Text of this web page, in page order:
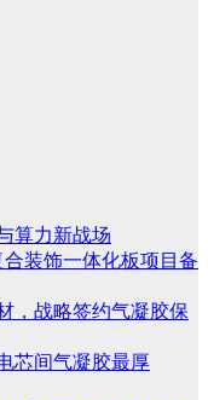
算力新战场
装饰一体化板项目备
，战略签约气凝胶保
芯间气凝胶最厚